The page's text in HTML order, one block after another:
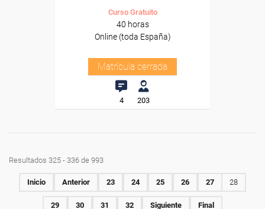
Curso Gratuito
40 horas
Online (toda España)
Matrícula cerrada
4 203
Resultados 325 - 336 de 993
Inicio Anterior 23 24 25 26 27 28
29 30 31 32 Siguiente Final